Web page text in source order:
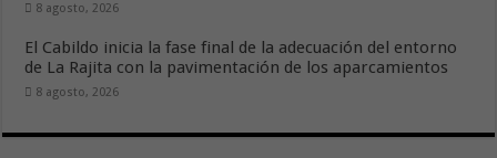
8 agosto, 2026
El Cabildo inicia la fase final de la adecuación del entorno
de La Rajita con la pavimentación de los aparcamientos
8 agosto, 2026